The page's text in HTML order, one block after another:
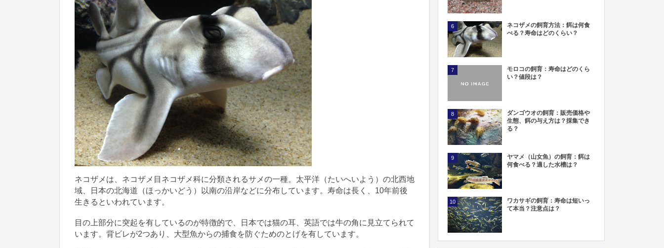
ネコザメは、ネコザメ目ネコザメ科に分類されるサメの一種。太平洋（たいへいよう）の北西地
域、日本の北海道（ほっかいどう）以南の沿岸などに分布しています。寿命は長く、10年前後
生きるといわれています。
目の上部分に突起を有しているのが特徴的で、日本では猫の耳、英語では牛の角に見立てられて
います。背ビレが2つあり、大型魚からの捕食を防ぐためのとげを有しています。
6
ネコザメの飼育方法：餌は何食
べる？寿命はどのくらい？
7
モロコの飼育：寿命はどのくら
い？値段は？
8
ダンゴウオの飼育：販売価格や
生態、餌の与え方は？採集でき
る？
9
ヤマメ（山女魚）の飼育：餌は
何食べる？適した水槽は？
10
ワカサギの飼育：寿命は短いっ
て本当？注意点は？